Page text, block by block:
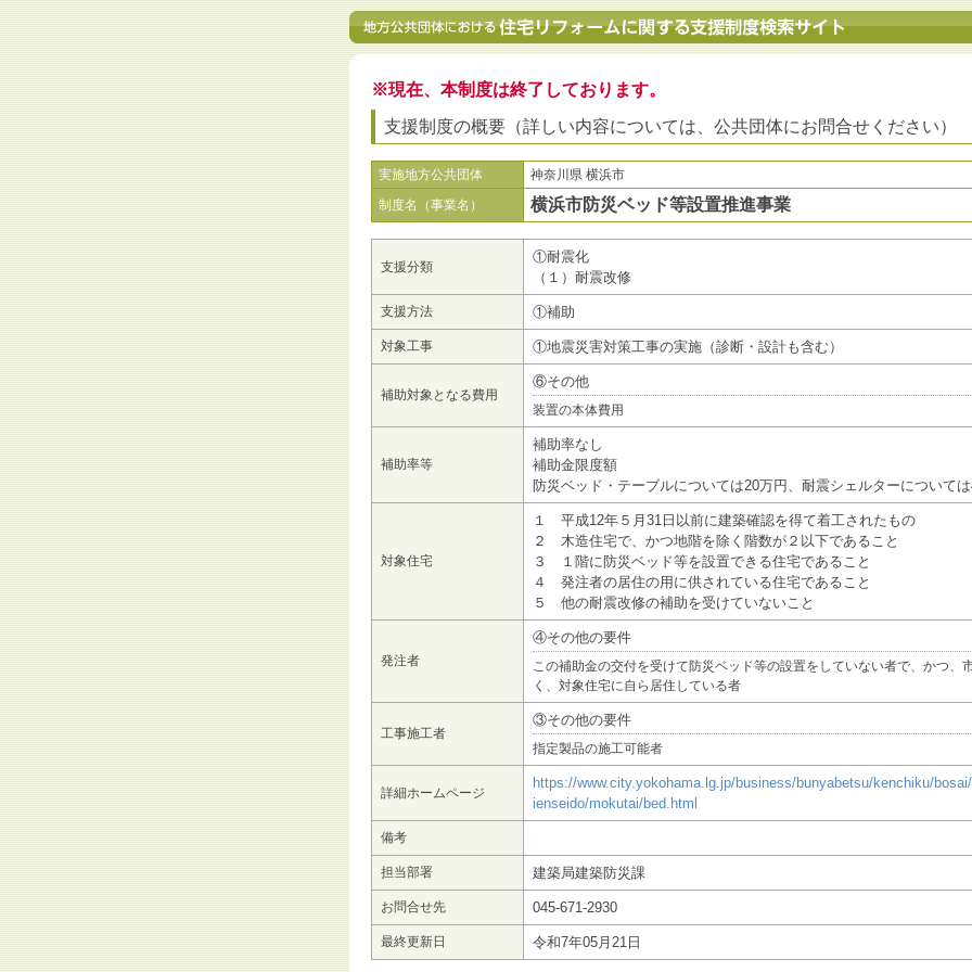
※現在、本制度は終了しております。
支援制度の概要（詳しい内容については、公共団体にお問合せください）
実施地方公共団体
神奈川県 横浜市
制度名（事業名）
横浜市防災ベッド等設置推進事業
支援分類
①耐震化
（１）耐震改修
支援方法 ①補助
対象工事 ①地震災害対策工事の実施（診断・設計も含む）
補助対象となる費用
⑥その他
装置の本体費用
補助率等
補助率なし
補助金限度額
防災ベッド・テーブルについては20万円、耐震シェルターについて
対象住宅
１ 平成12年５月31日以前に建築確認を得て着工されたもの
２ 木造住宅で、かつ地階を除く階数が２以下であること
３ １階に防災ベッド等を設置できる住宅であること
４ 発注者の居住の用に供されている住宅であること
５ 他の耐震改修の補助を受けていないこと
発注者
④その他の要件
この補助金の交付を受けて防災ベッド等の設置をしていない者で、かつ、
く、対象住宅に自ら居住している者
工事施工者
③その他の要件
指定製品の施工可能者
詳細ホームページ
https://www.city.yokohama.lg.jp/business/bunyabetsu/kenchiku/
ienseido/mokutai/bed.html
備考
担当部署 建築局建築防災課
お問合せ先 045-671-2930
最終更新日 令和7年05月21日